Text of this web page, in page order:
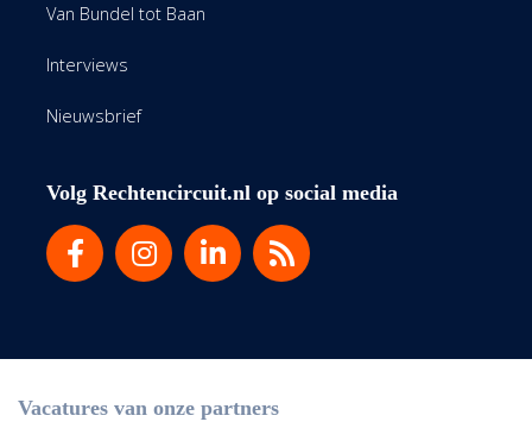
Van Bundel tot Baan
Interviews
Nieuwsbrief
Volg Rechtencircuit.nl op social media
Vacatures van onze partners